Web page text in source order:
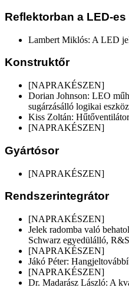
Reflektorban a LED-
Lambert Miklós: A LED
Konstruktőr
[NAPRAKÉSZEN]
Dorian Johnson: LEO
sugárzásálló logikai
Kiss Zoltán:
[NAPRAKÉSZEN]
Gyártósor
[NAPRAKÉSZEN]
Rendszerintegrátor
[NAPRAKÉSZEN]
Jelek radomba való
Schwarz egyedülálló,
[NAPRAKÉSZEN]
Jákó Péter:
[NAPRAKÉSZEN]
Dr. Madarász László: A